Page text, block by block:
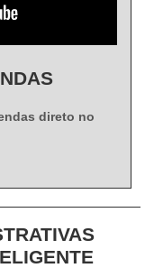
direto no